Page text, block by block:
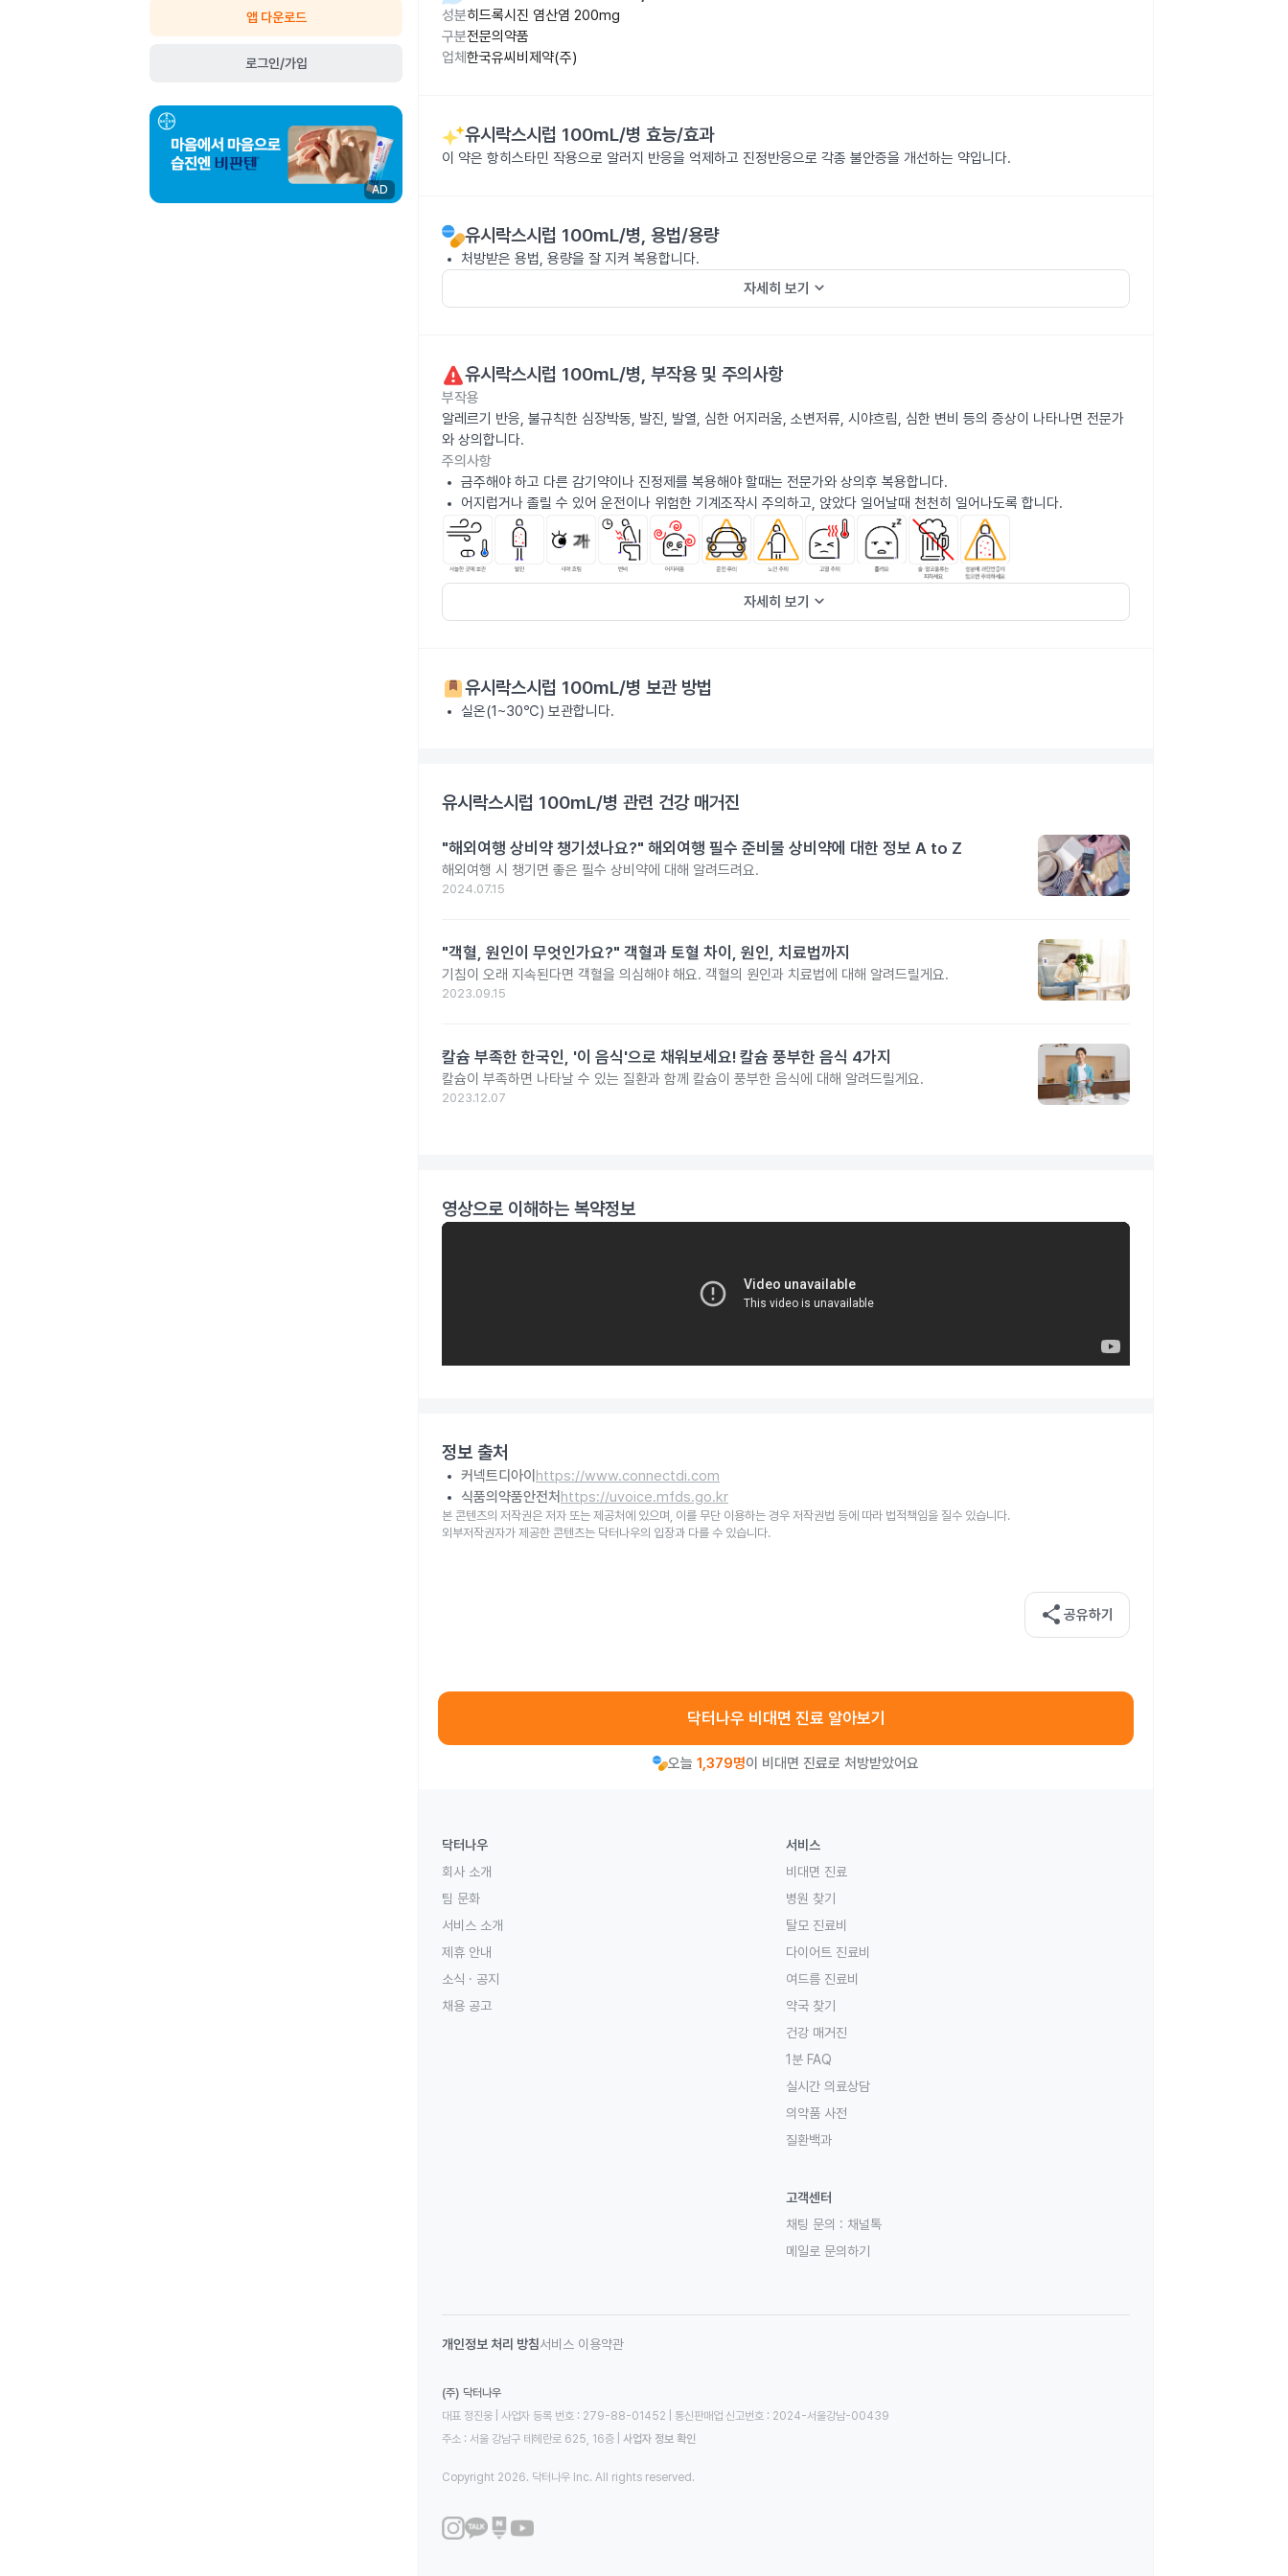
앱 다운로드
로그인/가입
AD
성분히드록시진 염산염 200mg
구분전문의약품
업체 한국유씨비제약(주)
유시락스시럽 100mL/병 효능/효과
이 약은 항히스타민 작용으로 알러지 반응을 억제하고 진정반응으로 각종 불안증을 개선하는 약입니다.
유시락스시럽 100mL/병, 용법/용량
처방받은 용법, 용량을 잘 지켜 복용합니다.
자세히 보기 keyboard_arrow_down
유시락스시럽 100mL/병, 부작용 및 주의사항
부작용
알레르기 반응, 불규칙한 심장박동, 발진, 발열, 심한 어지러움, 소변저류, 시야흐림, 심한 변비 등의 증상이 나타나면 전문가
와 상의합니다.
주의사항
금주해야 하고 다른 감기약이나 진정제를 복용해야 할때는 전문가와 상의후 복용합니다.
어지럽거나 졸릴 수 있어 운전이나 위험한 기계조작시 주의하고, 앉았다 일어날때 천천히 일어나도록 합니다.
자세히 보기 keyboard_arrow_down
유시락스시럽 100mL/병 보관 방법
실온(1~30℃) 보관합니다.
유시락스시럽 100mL/병 관련 건강 매거진
"해외여행 상비약 챙기셨나요?" 해외여행 필수 준비물 상비약에 대한 정보 A to Z
해외여행 시 챙기면 좋은 필수 상비약에 대해 알려드려요.
2024.07.15
"객혈, 원인이 무엇인가요?" 객혈과 토혈 차이, 원인, 치료법까지
기침이 오래 지속된다면 객혈을 의심해야 해요. 객혈의 원인과 치료법에 대해 알려드릴게요.
2023.09.15
칼슘 부족한 한국인, '이 음식'으로 채워보세요! 칼슘 풍부한 음식 4가지
칼슘이 부족하면 나타날 수 있는 질환과 함께 칼슘이 풍부한 음식에 대해 알려드릴게요.
2023.12.07
영상으로 이해하는 복약정보
정보 출처
커넥트디아이 https://www.connectdi.com
식품의약품안전처 https://uvoice.mfds.go.kr
본 콘텐츠의 저작권은 저자 또는 제공처에 있으며, 이를 무단 이용하는 경우 저작권법 등에 따라 법적책임을 질수 있습니다.
외부저작권자가 제공한 콘텐츠는 닥터나우의 입장과 다를 수 있습니다.
share 공유하기
닥터나우 비대면 진료 알아보기
오늘 1,379명이 비대면 진료로 처방받았어요
닥터나우
회사 소개
팀 문화
서비스 소개
제휴 안내
소식 · 공지
채용 공고
서비스
비대면 진료
병원 찾기
탈모 진료비
다이어트 진료비
여드름 진료비
약국 찾기
건강 매거진
1분 FAQ
실시간 의료상담
의약품 사전
질환백과
고객센터
채팅 문의 : 채널톡
메일로 문의하기
개인정보 처리 방침서비스 이용약관
(주) 닥터나우
대표 정진웅 | 사업자 등록 번호 : 279-88-01452 | 통신판매업 신고번호 : 2024-서울강남-00439
주소 : 서울 강남구 테헤란로 625, 16층
사업자 정보 확인
Copyright 2026. 닥터나우 Inc. All rights reserved.